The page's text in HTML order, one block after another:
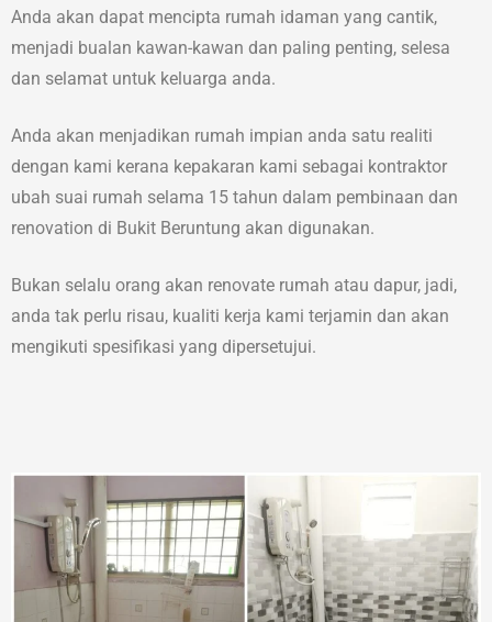
Anda akan dapat mencipta rumah idaman yang cantik,
menjadi bualan kawan-kawan dan paling penting, selesa
dan selamat untuk keluarga anda.
Anda akan menjadikan rumah impian anda satu realiti
dengan kami kerana kepakaran kami sebagai kontraktor
ubah suai rumah selama 15 tahun dalam pembinaan dan
renovation di Bukit Beruntung akan digunakan.
Bukan selalu orang akan renovate rumah atau dapur, jadi,
anda tak perlu risau, kualiti kerja kami terjamin dan akan
mengikuti spesifikasi yang dipersetujui.